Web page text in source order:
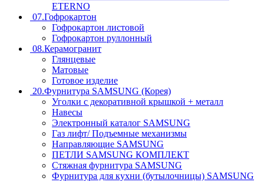
ETERNO
07.Гофрокартон
Гофрокартон листовой
Гофрокартон руллонный
08.Керамогранит
Глянцевые
Матовые
Готовое изделие
20.Фурнитура SAMSUNG (Корея)
Уголки с декоративной крышкой + металл
Навесы
Электронный каталог SAMSUNG
Газ лифт/ Подъемные механизмы
Направляющие SAMSUNG
ПЕТЛИ SAMSUNG КОМПЛЕКТ
Стяжная фурнитура SAMSUNG
Фурнитура для кухни (бутылочницы) SAMSUNG